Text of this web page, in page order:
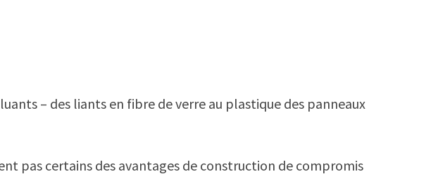
– des liants en fibre de verre au plastique des panneaux
pas certains des avantages de construction de compromis